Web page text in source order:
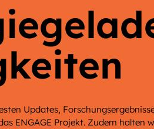
Updates,
ENGAGE Projekt. Zudem halten